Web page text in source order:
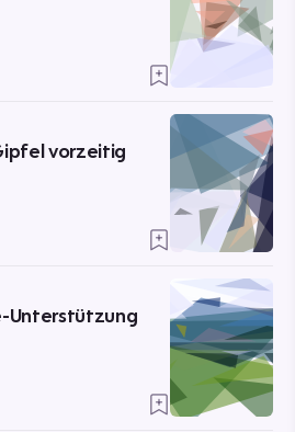
vorzeitig
Unterstützung